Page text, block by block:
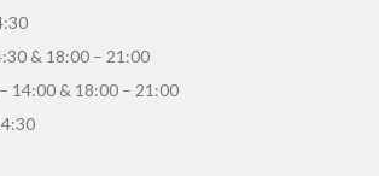
& 18:00 – 21:00
14:00 & 18:00 – 21:00